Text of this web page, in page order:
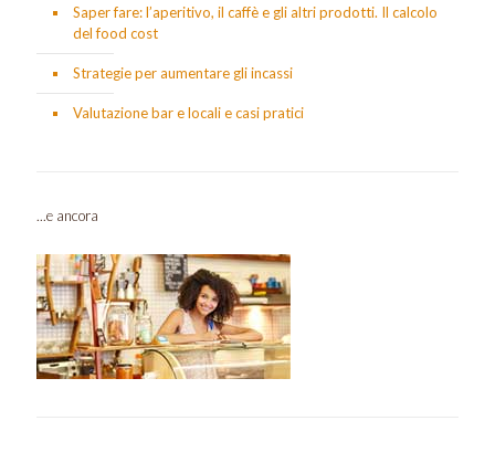
Saper fare: l’aperitivo, il caffè e gli altri prodotti. Il calcolo
del food cost
Strategie per aumentare gli incassi
Valutazione bar e locali e casi pratici
...e ancora